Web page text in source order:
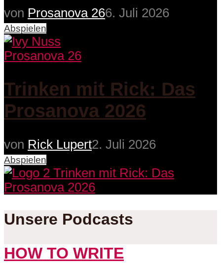
von Prosanova 266. Juli 2026
Abspielen
Prosanova 26
Trinken mit Rick: Das
Prosanova 2026
von Rick Lupert2. Juli 2026
Abspielen
Unsere Podcasts
HOW TO WRITE